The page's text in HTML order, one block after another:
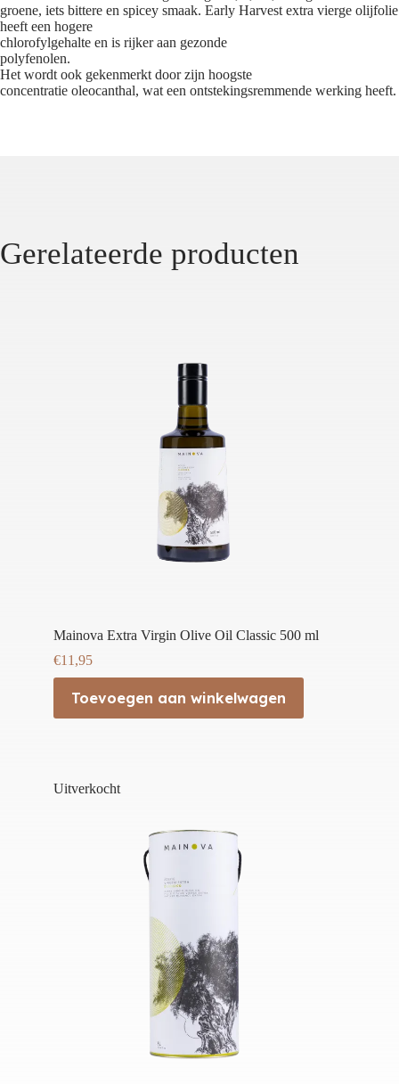
groene, iets bittere en spicey smaak. Early Harvest extra vierge olijfolie
heeft een hogere
chlorofylgehalte en is rijker aan gezonde
polyfenolen.
Het wordt ook gekenmerkt door zijn hoogste
concentratie oleocanthal, wat een ontstekingsremmende werking heeft.
Gerelateerde producten
Mainova Extra Virgin Olive Oil Classic 500 ml
€11,95
Toevoegen aan winkelwagen
Uitverkocht